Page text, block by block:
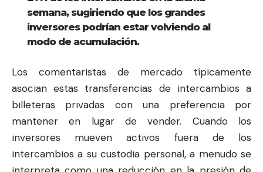
semana, sugiriendo que los grandes
inversores podrían estar volviendo al
modo de acumulación.
Los comentaristas de mercado típicamente
asocian estas transferencias de intercambios a
billeteras privadas con una preferencia por
mantener en lugar de vender. Cuando los
inversores mueven activos fuera de los
intercambios a su custodia personal, a menudo se